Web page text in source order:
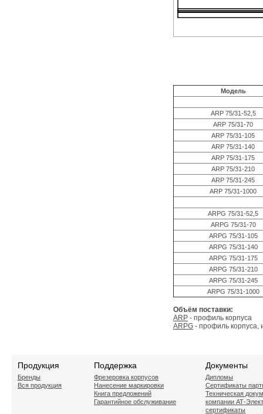
Модель
ARP 75/31-52,5
ARP 75/31-70
ARP 75/31-105
ARP 75/31-140
ARP 75/31-175
ARP 75/31-210
ARP 75/31-245
ARP 75/31-1000
ARPG 75/31-52,5
ARPG 75/31-70
ARPG 75/31-105
ARPG 75/31-140
ARPG 75/31-175
ARPG 75/31-210
ARPG 75/31-245
ARPG 75/31-1000
Объём поставки:
ARP - профиль корпуса
ARPG - профиль корпуса,
Продукция
Бренды
Вся продукция
Поддержка
Фрезеровка корпусов
Нанесение маркировки
Книга предложений
Гарантийное обслуживание
Документы
Дипломы
Сертификаты
Техническая
компании АТ-
сертификаты